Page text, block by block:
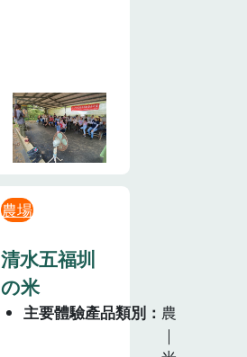
農場
清水五福圳
の米
主要體驗產品類別
農
｜